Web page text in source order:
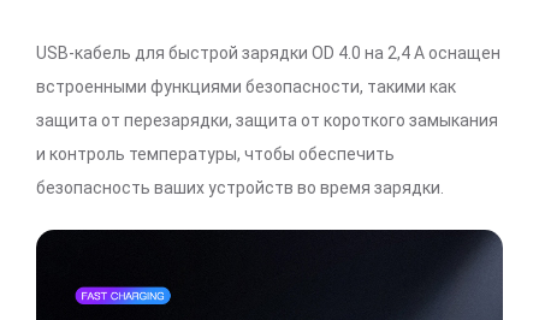
USB-кабель для быстрой зарядки OD 4.0 на 2,4 А оснащен
встроенными функциями безопасности, такими как
защита от перезарядки, защита от короткого замыкания
и контроль температуры, чтобы обеспечить
безопасность ваших устройств во время зарядки.